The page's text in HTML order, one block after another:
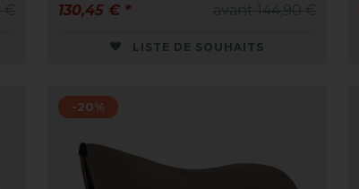
130,45 € *
LISTE DE SOUHAITS
-20%